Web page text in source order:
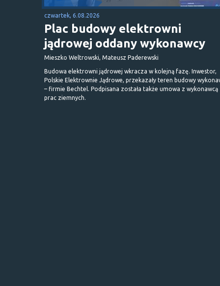
czwartek, 6.08.2026
Plac budowy elektrowni
jądrowej oddany wykonawcy
Mieszko Weltrowski, Mateusz Paderewski
Budowa elektrowni jądrowej wkracza w kolejną fazę. Inwestor,
Polskie Elektrownie Jądrowe, przekazały teren budowy
– firmie Bechtel. Podpisana została także umowa z wykonawcą
prac ziemnych.